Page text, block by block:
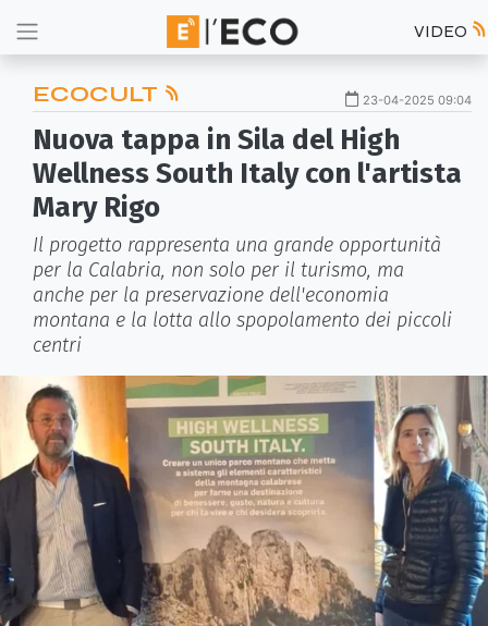
VIDEO
ECOCULT 23-04-2025 09:04
Nuova tappa in Sila del High
Wellness South Italy con l'artista
Mary Rigo
Il progetto rappresenta una grande opportunità
per la Calabria, non solo per il turismo, ma
anche per la preservazione dell'economia
montana e la lotta allo spopolamento dei piccoli
centri